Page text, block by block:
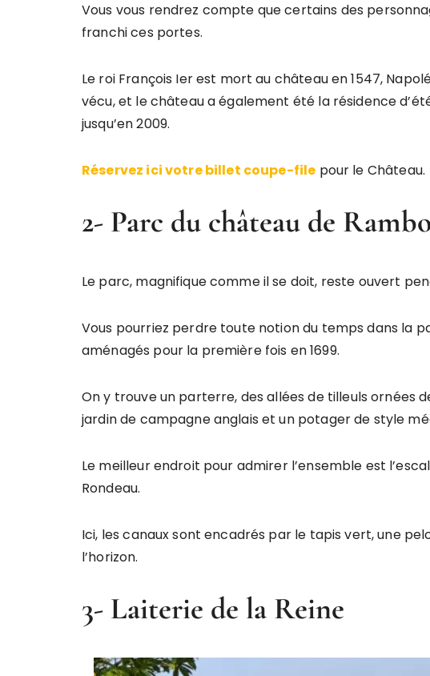
Vous vous rendrez compte que certains des
franchi ces portes.
Le roi François Ier est mort au château en 1547,
vécu, et le château a également été la résidence
jusqu’en 2009.
Réservez ici votre billet coupe-file pour le Château.
2- Parc du château de
Le parc, magnifique comme il se doit, reste ouvert
Vous pourriez perdre toute notion du temps dans la
aménagés pour la première fois en 1699.
On y trouve un parterre, des allées de tilleuls ornées
jardin de campagne anglais et un potager de style
Le meilleur endroit pour admirer l’ensemble est
Rondeau.
Ici, les canaux sont encadrés par le tapis vert, une
l’horizon.
3- Laiterie de la Reine